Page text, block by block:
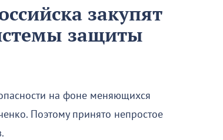
закупят
защиты
на фоне меняющихся
Поэтому принято непростое